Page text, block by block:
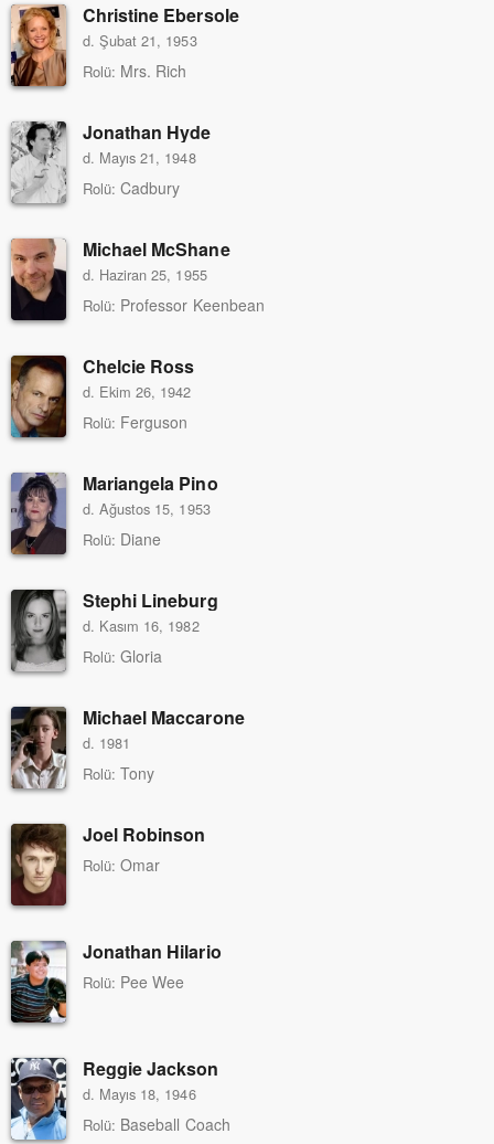
Christine Ebersole
d. Şubat 21, 1953
Rolü: Mrs. Rich
Jonathan Hyde
d. Mayıs 21, 1948
Rolü: Cadbury
Michael McShane
d. Haziran 25, 1955
Rolü: Professor Keenbean
Chelcie Ross
d. Ekim 26, 1942
Rolü: Ferguson
Mariangela Pino
d. Ağustos 15, 1953
Rolü: Diane
Stephi Lineburg
d. Kasım 16, 1982
Rolü: Gloria
Michael Maccarone
d. 1981
Rolü: Tony
Joel Robinson
Rolü: Omar
Jonathan Hilario
Rolü: Pee Wee
Reggie Jackson
d. Mayıs 18, 1946
Rolü: Baseball Coach